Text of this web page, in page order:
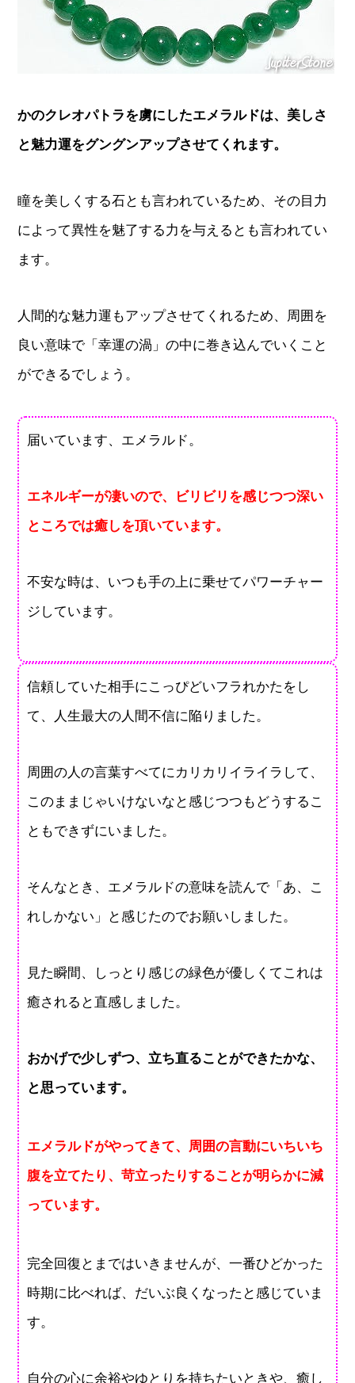
かのクレオパトラを虜にしたエメラルドは、美しさ
と魅力運をグングンアップさせてくれます。
瞳を美しくする石とも言われているため、その目力
によって異性を魅了する力を与えるとも言われてい
ます。
人間的な魅力運もアップさせてくれるため、周囲を
良い意味で「幸運の渦」の中に巻き込んでいくこと
ができるでしょう。
届いています、エメラルド。
エネルギーが凄いので、ビリビリを感じつつ深い
ところでは癒しを頂いています。
不安な時は、いつも手の上に乗せてパワーチャー
ジしています。
信頼していた相手にこっぴどいフラれかたをし
て、人生最大の人間不信に陥りました。
周囲の人の言葉すべてにカリカリイライラして、
このままじゃいけないなと感じつつもどうするこ
ともできずにいました。
そんなとき、エメラルドの意味を読んで「あ、こ
れしかない」と感じたのでお願いしました。
見た瞬間、しっとり感じの緑色が優しくてこれは
癒されると直感しました。
おかげで少しずつ、立ち直ることができたかな、
と思っています。
エメラルドがやってきて、周囲の言動にいちいち
腹を立てたり、苛立ったりすることが明らかに減
っています。
完全回復とまではいきませんが、一番ひどかった
時期に比べれば、だいぶ良くなったと感じていま
す。
自分の心に余裕やゆとりを持ちたいときや、癒し